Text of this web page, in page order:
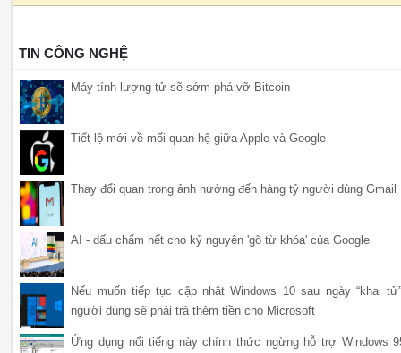
TIN CÔNG NGHỆ
Máy tính lượng tử sẽ sớm phá vỡ Bitcoin
Tiết lộ mới về mối quan hệ giữa Apple và Google
Thay đổi quan trọng ảnh hưởng đến hàng tỷ người dùng Gmail
AI - dấu chấm hết cho kỷ nguyên 'gõ từ khóa' của Google
Nếu muốn tiếp tục cập nhật Windows 10 sau ngày “khai
người dùng sẽ phải trả thêm tiền cho Microsoft
Ứng dụng nổi tiếng này chính thức ngừng hỗ trợ Windows